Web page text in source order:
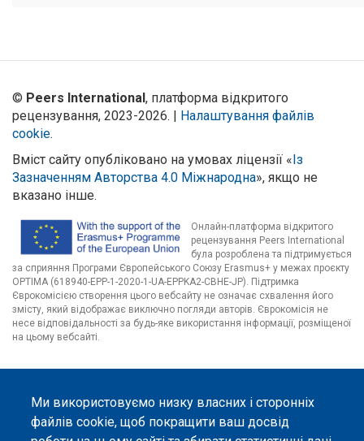
Ми використовуємо низку власних і сторонніх
файлів cookie, щоб покращити ваш досвід
© Peers International, платформа відкритого
рецензування, 2023-2026. | Налаштування файлів
cookie.
Вміст сайту опубліковано на умовах ліцензії «Із
Зазначенням Авторства 4.0 Міжнародна», якщо не
вказано інше.
Онлайн-платформа відкритого
рецензування Peers International
була розроблена та підтримується
за сприяння Програми Європейського Союзу Erasmus+ у межах проєкту
OPTIMA (618940-EPP-1-2020-1-UA-EPPKA2-CBHE-JP). Підтримка
Єврокомісією створення цього вебсайту не означає схвалення його
змісту, який відображає виключно погляди авторів. Єврокомісія не
несе відповідальності за будь-яке використання інформації, розміщеної
на цьому вебсайті.